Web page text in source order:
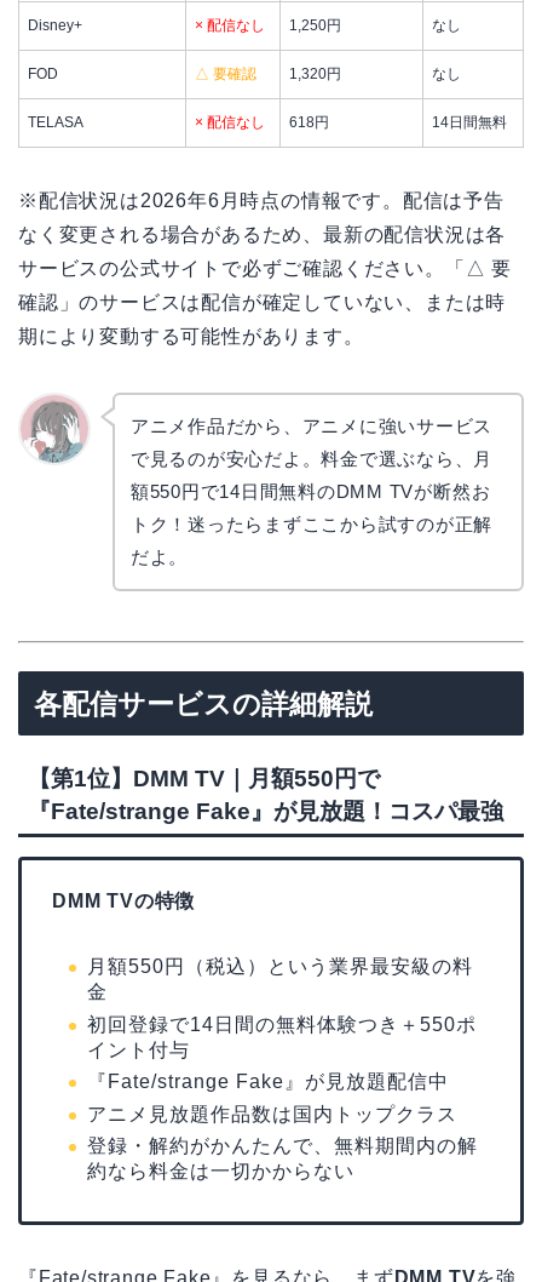
Disney+ × 配信なし 1,250円 なし
FOD △ 要確認 1,320円 なし
TELASA × 配信なし 618円 14日間無料
※配信状況は2026年6月時点の情報です。配信は予告
なく変更される場合があるため、最新の配信状況は各
サービスの公式サイトで必ずご確認ください。「△ 要
確認」のサービスは配信が確定していない、または時
期により変動する可能性があります。
アニメ作品だから、アニメに強いサービス
で見るのが安心だよ。料金で選ぶなら、月
額550円で14日間無料のDMM TVが断然お
トク！迷ったらまずここから試すのが正解
だよ。
各配信サービスの詳細解説
【第1位】DMM TV｜月額550円で
『Fate/strange Fake』が見放題！コスパ最強
DMM TVの特徴
月額550円（税込）という業界最安級の料
金
初回登録で14日間の無料体験つき＋550ポ
イント付与
『Fate/strange Fake』が見放題配信中
アニメ見放題作品数は国内トップクラス
登録・解約がかんたんで、無料期間内の解
約なら料金は一切かからない